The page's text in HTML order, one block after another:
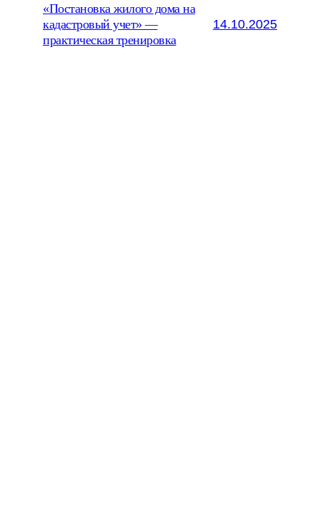
«Постановка жилого дома на
кадастровый учет» —
практическая тренировка
14.10.2025